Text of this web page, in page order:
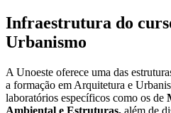
Infraestrutura do
Urbanismo
A Unoeste oferece uma das
a formação em Arquitetura e
laboratórios específicos como os de